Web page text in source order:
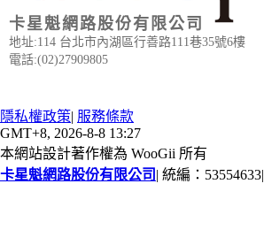
卡星魁網路股份有限公司
地址:114 台北市內湖區行善路111巷35號6樓
電話:(02)27909805
隱私權政策| 服務條款
GMT+8, 2026-8-8 13:27
本網站設計著作權為 WooGii 所有
卡星魁網路股份有限公司 | 統編：53554633|